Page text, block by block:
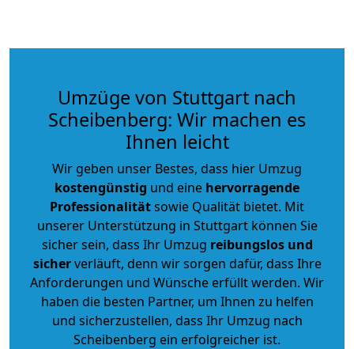
Umzüge von Stuttgart nach
Scheibenberg: Wir machen es
Ihnen leicht
Wir geben unser Bestes, dass hier Umzug
kostengünstig und eine hervorragende
Professionalitätsowie Qualität bietet. Mit
unserer Unterstützung in Stuttgart können Sie
sicher sein, dass Ihr Umzug reibungslos und
sicherverläuft, denn wir sorgen dafür, dass Ihre
Anforderungen und Wünsche erfüllt werden. Wir
haben die besten Partner, um Ihnen zu helfen
und sicherzustellen, dass Ihr Umzug nach
Scheibenberg ein erfolgreicher ist.